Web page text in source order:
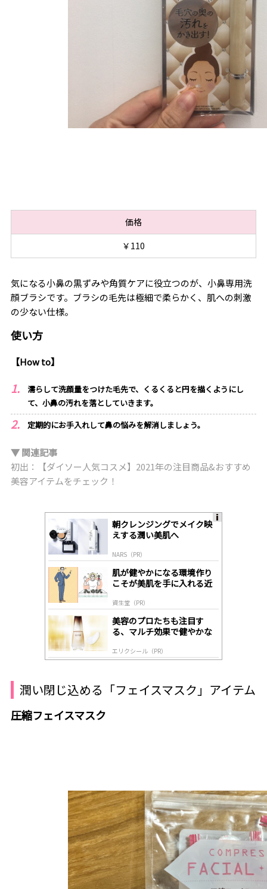
価格
￥110
気になる小鼻の黒ずみや角質ケアに役立つのが、小鼻専用洗
顔ブラシです。ブラシの毛先は極細で柔らかく、肌への刺激
の少ない仕様。
使い方
【How to】
濡らして洗顔量をつけた毛先で、くるくると円を描くようにし
て、小鼻の汚れを落としていきます。
定期的にお手入れして鼻の悩みを解消しましょう。
▼ 関連記事
初出：【ダイソー人気コスメ】2021年の注目商品&おすすめ
美容アイテムをチェック！
朝クレンジングでメイク映
えする潤い美肌へ
NARS（PR）
肌が健やかになる環境作り
こそが美肌を手に入れる近
資生堂（PR）
美容のプロたちも注目す
る、マルチ効果で健やかな
エリクシール（PR）
潤い閉じ込める「フェイスマスク」アイテム
圧縮フェイスマスク